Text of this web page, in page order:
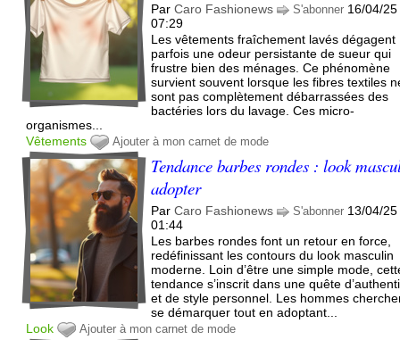
ParCaro Fashionews S'abonner 16/04/25
07:29
Les vêtements fraîchement lavés dégagent
parfois une odeur persistante de sueur qui
frustre bien des ménages. Ce phénomène
survient souvent lorsque les fibres textiles
sont pas complètement débarrassées des
bactéries lors du lavage. Ces micro-
organismes...
Vêtements
Ajouter à mon carnet de mode
Tendance barbes rondes : look
adopter
ParCaro Fashionews S'abonner 13/04/25
01:44
Les barbes rondes font un retour en force,
redéfinissant les contours du look masculin
moderne. Loin d’être une simple mode,
tendance s’inscrit dans une quête
et de style personnel. Les hommes
se démarquer tout en adoptant...
Look
Ajouter à mon carnet de mode